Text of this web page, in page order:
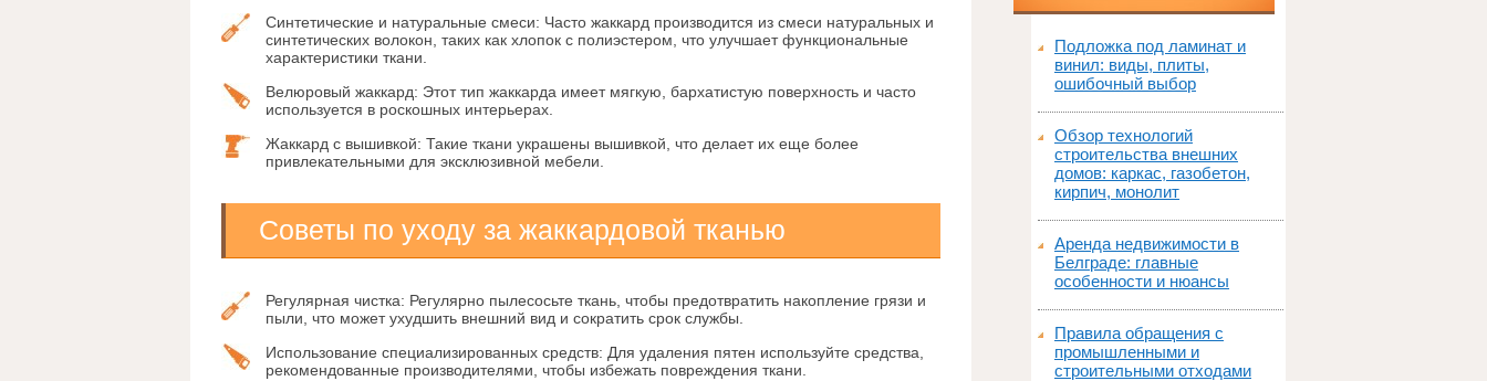
Синтетические и натуральные смеси: Часто жаккард производится из смеси натуральных и
синтетических волокон, таких как хлопок с полиэстером, что улучшает функциональные
характеристики ткани.
Велюровый жаккард: Этот тип жаккарда имеет мягкую, бархатистую поверхность и часто
используется в роскошных интерьерах.
Жаккард с вышивкой: Такие ткани украшены вышивкой, что делает их еще более
привлекательными для эксклюзивной мебели.
Советы по уходу за жаккардовой тканью
Регулярная чистка: Регулярно пылесосьте ткань, чтобы предотвратить накопление грязи и
пыли, что может ухудшить внешний вид и сократить срок службы.
Использование специализированных средств: Для удаления пятен используйте средства,
рекомендованные производителями, чтобы избежать повреждения ткани.
Подложка под ламинат и
винил: виды, плиты,
ошибочный выбор
Обзор технологий
строительства внешних
домов: каркас, газобетон,
кирпич, монолит
Аренда недвижимости в
Белграде: главные
особенности и нюансы
Правила обращения с
промышленными и
строительными отходами